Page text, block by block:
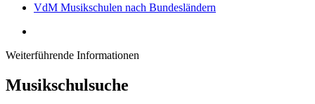
VdM Musikschulen nach Bundesländern
Weiterführende Informationen
Musikschulsuche